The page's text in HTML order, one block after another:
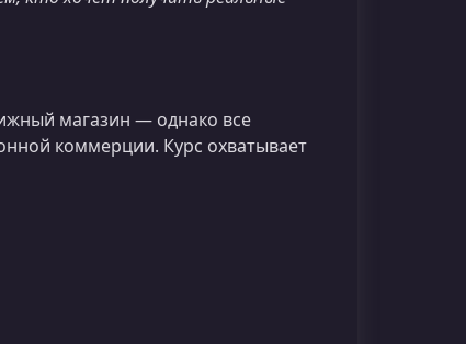
магазин — однако все
коммерции. Курс охватывает